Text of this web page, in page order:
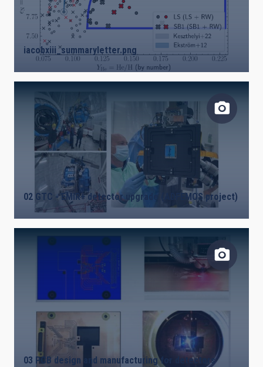
iacobxiii_summaryletter.png
02 GTC - EMIR+ detector upgrade (ADFEMOS project)
03 PCB design and manufacturing for detectors